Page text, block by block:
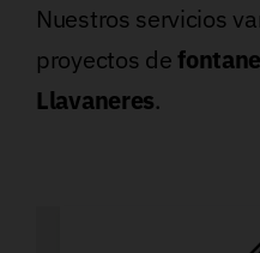
Nuestros servicios
proyectos de
Llavaneres.